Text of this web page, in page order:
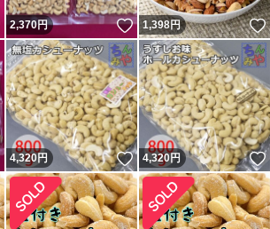
いいね！
2,370円 いいね！
1,398円
いいね！
4,320円 いいね！
4,320円